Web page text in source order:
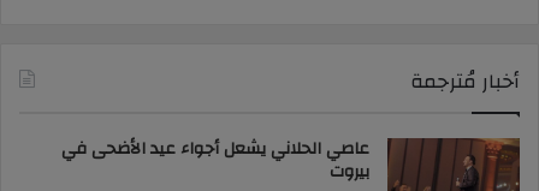
أخبار مُترجمة
عاصي الحلاني يشعل أجواء عيد الأضحى في
بيروت